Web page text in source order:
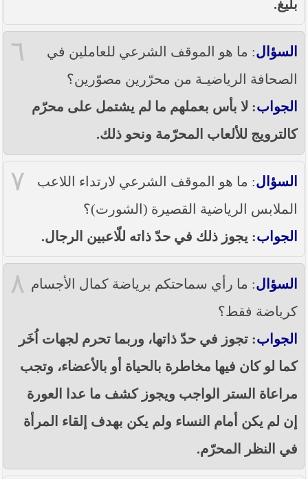
بليغ.
٦ السؤال: ما هو الموقف الشرعي للعاملين في
الصحافة الرياضيـة من محرّرين مصوّرين؟
الجواب: لا بأس بعملهم ما لم يشتمل على محرّم
كالترويج للألعاب المحرّمة ونحو ذلك.
٧ السؤال: ما هو الموقف الشرعي لارتداء اللاعب
الملابس الرياضية القصيرة (الشورت)؟
الجواب: يجوز ذلك في حدّ ذاته للّاعبين الرجال.
٨ السؤال: ما رأي سماحتكم برياضة كمال الأجسام
كرياضة فقط؟
الجواب: تجوز في حدّ ذاتها، وربما تحرم لجهات اُخَر
كما لو كان فيها مخاطرة بالحياة أو بالأعضاء، وتجب
مراعاة الستر الواجب ويجوز كشف ما عدا العورة
إن لم يكن أمام النساء ولم يكن بهدف إلقاء المرأة
في النظر المحرّم.